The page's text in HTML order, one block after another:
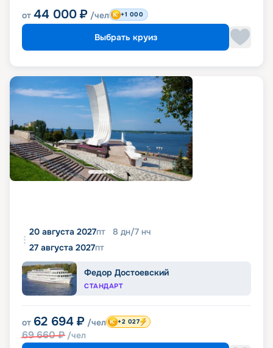
от 44 000 ₽ /чел +1 000
Выбрать круиз
20 августа 2027пт 8 дн/7 нч
27 августа 2027пт
Федор Достоевский
СТАНДАРТ
от 62 694 ₽ /чел
69 660₽ /чел
+2 027